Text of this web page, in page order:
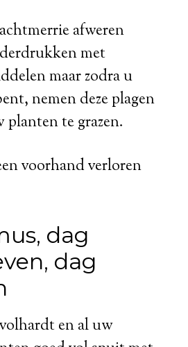
afweren
met
maar zodra u
nemen deze plagen
planten te grazen.
voorhand verloren
dag
dag
en al uw